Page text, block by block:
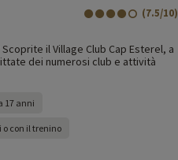
(7.5/10)
il Village Club Cap Esterel, a
dei numerosi club e attività
17 anni
o con il trenino